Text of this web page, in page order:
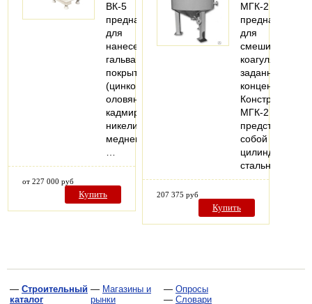
ВК-5
предназначена
для
нанесения
гальванического
покрытия
(цинкования,
оловянирования,
кадмирования,
никелирования,
меднения)
от 227 000 руб
Купить
МГК-2
предназначена
для
смешивания
коагулянтов
заданной
концентрации.
Конструктивно
МГК-2
представляет
собой
стальной…
207 375 руб
Купить
— Строительный
каталог
— Магазины и
рынки
— Опросы
— Словари